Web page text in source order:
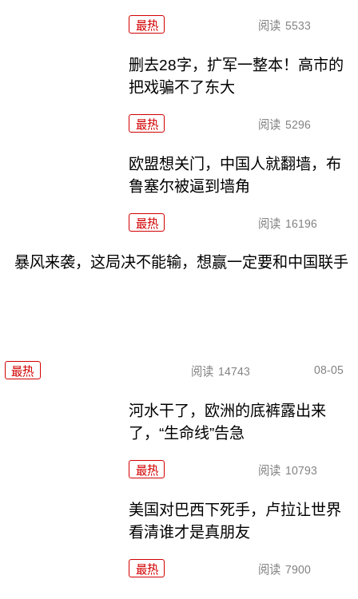
最热 阅读 5533
删去28字，扩军一整本！高市的
把戏骗不了东大
最热 阅读 5296
欧盟想关门，中国人就翻墙，布
鲁塞尔被逼到墙角
最热 阅读 16196
暴风来袭，这局决不能输，想赢一定要和中国联手
最热 阅读 14743 08-05
河水干了，欧洲的底裤露出来
了，“生命线”告急
最热 阅读 10793
美国对巴西下死手，卢拉让世界
看清谁才是真朋友
最热 阅读 7900